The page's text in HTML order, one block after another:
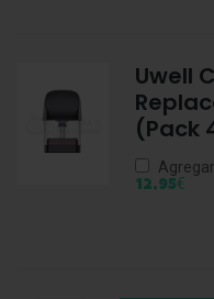
Uwell
(Pack
12,95€